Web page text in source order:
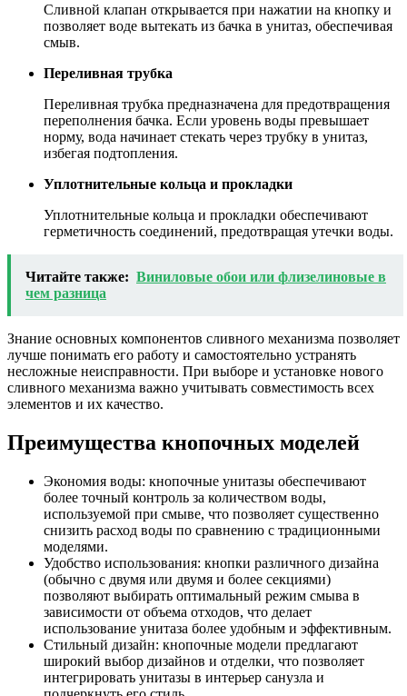
Сливной клапан открывается при нажатии на кнопку и
позволяет воде вытекать из бачка в унитаз, обеспечивая
смыв.
Переливная трубка
Переливная трубка предназначена для предотвращения
переполнения бачка. Если уровень воды превышает
норму, вода начинает стекать через трубку в унитаз,
избегая подтопления.
Уплотнительные кольца и прокладки
Уплотнительные кольца и прокладки обеспечивают
герметичность соединений, предотвращая утечки воды.
Читайте также: Виниловые обои или флизелиновые в
чем разница
Знание основных компонентов сливного механизма позволяет
лучше понимать его работу и самостоятельно устранять
несложные неисправности. При выборе и установке нового
сливного механизма важно учитывать совместимость всех
элементов и их качество.
Преимущества кнопочных моделей
Экономия воды: кнопочные унитазы обеспечивают
более точный контроль за количеством воды,
используемой при смыве, что позволяет существенно
снизить расход воды по сравнению с традиционными
моделями.
Удобство использования: кнопки различного дизайна
(обычно с двумя или двумя и более секциями)
позволяют выбирать оптимальный режим смыва в
зависимости от объема отходов, что делает
использование унитаза более удобным и эффективным.
Стильный дизайн: кнопочные модели предлагают
широкий выбор дизайнов и отделки, что позволяет
интегрировать унитазы в интерьер санузла и